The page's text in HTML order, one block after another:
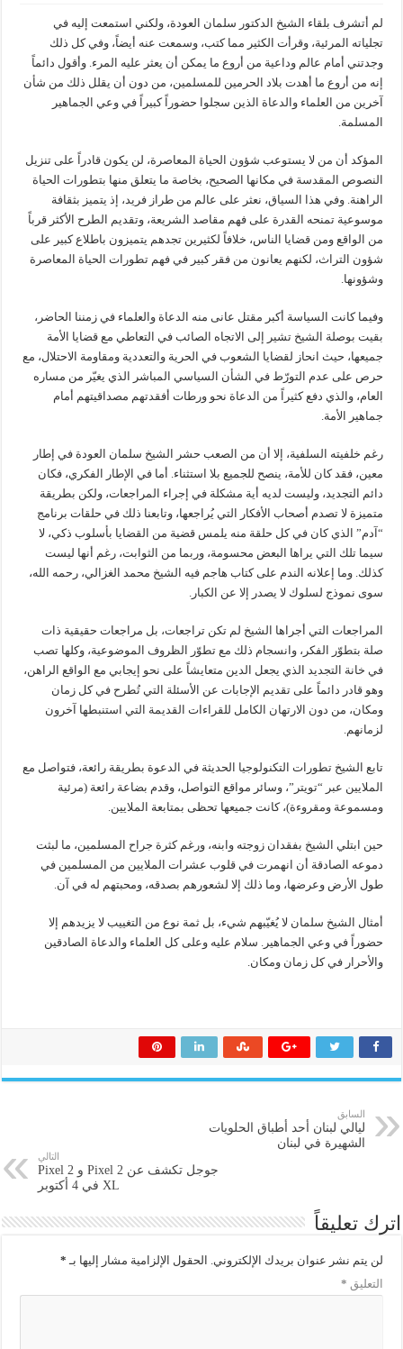
لم أتشرف بلقاء الشيخ الدكتور سلمان العودة، ولكني استمعت إليه في
تجلياته المرئية، وقرأت الكثير مما كتب، وسمعت عنه أيضاً، وفي كل ذلك
وجدتني أمام عالم وداعية من أروع ما يمكن أن يعثر عليه المرء. وأقول دائماً
إنه من أروع ما أهدت بلاد الحرمين للمسلمين، من دون أن يقلل ذلك من شأن
آخرين من العلماء والدعاة الذين سجلوا حضوراً كبيراً في وعي الجماهير
المسلمة.
المؤكد أن من لا يستوعب شؤون الحياة المعاصرة، لن يكون قادراً على تنزيل
النصوص المقدسة في مكانها الصحيح، بخاصة ما يتعلق منها بتطورات الحياة
الراهنة. وفي هذا السياق، نعثر على عالم من طراز فريد، إذ يتميز بثقافة
موسوعية تمنحه القدرة على فهم مقاصد الشريعة، وتقديم الطرح الأكثر قرباً
من الواقع ومن قضايا الناس، خلافاً لكثيرين تجدهم يتميزون باطلاع كبير على
شؤون التراث، لكنهم يعانون من فقر كبير في فهم تطورات الحياة المعاصرة
وشؤونها.
وفيما كانت السياسة أكبر مقتل عانى منه الدعاة والعلماء في زمننا الحاضر،
بقيت بوصلة الشيخ تشير إلى الاتجاه الصائب في التعاطي مع قضايا الأمة
جميعها، حيث انحاز لقضايا الشعوب في الحرية والتعددية ومقاومة الاحتلال، مع
حرص على عدم التورّط في الشأن السياسي المباشر الذي يغيّر من مساره
العام، والذي دفع كثيراً من الدعاة نحو ورطات أفقدتهم مصداقيتهم أمام
جماهير الأمة.
رغم خلفيته السلفية، إلا أن من الصعب حشر الشيخ سلمان العودة في إطار
معين، فقد كان للأمة، ينصح للجميع بلا استثناء. أما في الإطار الفكري، فكان
دائم التجديد، وليست لديه أية مشكلة في إجراء المراجعات، ولكن بطريقة
متميزة لا تصدم أصحاب الأفكار التي يُراجعها، وتابعنا ذلك في حلقات برنامج
“آدم” الذي كان في كل حلقة منه يلمس قضية من القضايا بأسلوب ذكي، لا
سيما تلك التي يراها البعض محسومة، وربما من الثوابت، رغم أنها ليست
كذلك. وما إعلانه الندم على كتاب هاجم فيه الشيخ محمد الغزالي، رحمه الله،
سوى نموذج لسلوك لا يصدر إلا عن الكبار.
المراجعات التي أجراها الشيخ لم تكن تراجعات، بل مراجعات حقيقية ذات
صلة بتطوّر الفكر، وانسجام ذلك مع تطوّر الظروف الموضوعية، وكلها تصب
في خانة التجديد الذي يجعل الدين متعايشاً على نحو إيجابي مع الواقع الراهن،
وهو قادر دائماً على تقديم الإجابات عن الأسئلة التي تُطرح في كل زمان
ومكان، من دون الارتهان الكامل للقراءات القديمة التي استنبطها آخرون
لزمانهم.
تابع الشيخ تطورات التكنولوجيا الحديثة في الدعوة بطريقة رائعة، فتواصل مع
الملايين عبر “تويتر”، وسائر مواقع التواصل، وقدم بضاعة رائعة (مرئية
ومسموعة ومقروءة)، كانت جميعها تحظى بمتابعة الملايين.
حين ابتلي الشيخ بفقدان زوجته وابنه، ورغم كثرة جراح المسلمين، ما لبثت
دموعه الصادقة أن انهمرت في قلوب عشرات الملايين من المسلمين في
طول الأرض وعرضها، وما ذلك إلا لشعورهم بصدقه، ومحبتهم له في آن.
أمثال الشيخ سلمان لا يُغيّبهم شيء، بل ثمة نوع من التغييب لا يزيدهم إلا
حضوراً في وعي الجماهير. سلام عليه وعلى كل العلماء والدعاة الصادقين
والأحرار في كل زمان ومكان.
السابق
ليالي لبنان أحد أطباق الحلويات
الشهيرة في لبنان
التالي
جوجل تكشف عن Pixel 2 و Pixel 2
XL في 4 أكتوبر
اترك تعليقاً
لن يتم نشر عنوان بريدك الإلكتروني. الحقول الإلزامية مشار إليها بـ *
التعليق *